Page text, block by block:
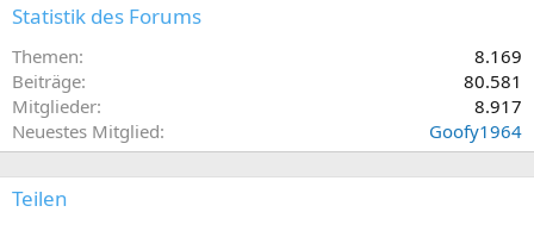
Statistik des Forums
Themen
8.169
Beiträge
80.581
Mitglieder
8.917
Neuestes Mitglied
Goofy1964
Teilen